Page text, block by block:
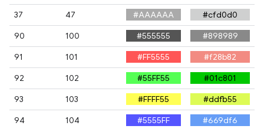
37
47 #AAAAAA
#cfd0d0
90
100 #555555
#898989
91
101 #FF5555
#f28b82
92
102 #55FF55
#01c801
93
103 #FFFF55
#ddfb55
94
104 #5555FF
#669df6